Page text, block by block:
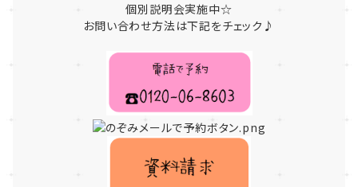
個別説明会実施中☆
お問い合わせ方法は下記をチェック♪